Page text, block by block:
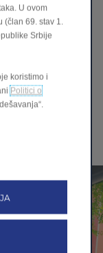
služi kao
kontrolama,
ruke.
napredan
korišćenja sa
i
U ovom
(član 69. stav 1.
Srbije
koristimo i
Politici o